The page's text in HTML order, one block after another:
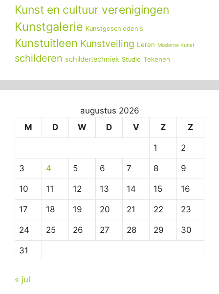
Kunst en cultuur verenigingen
Kunstgalerie Kunstgeschiedenis
Kunstuitleen Kunstveiling Leren Moderne Kunst
schilderen schildertechniek Studie Tekenen
augustus 2026
M
D W D V Z Z
1 2
3 4 5 6 7 8 9
10 11 12 13 14 15 16
17 18 19 20 21 22 23
24 25 26 27 28 29 30
31
« jul